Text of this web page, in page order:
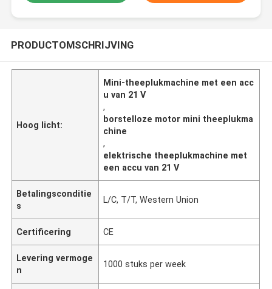
PRODUCTOMSCHRIJVING
Hoog licht:
Mini-theeplukmachine met een acc
u van 21 V
,
borstelloze motor mini theeplukma
chine
,
elektrische theeplukmachine met
een accu van 21 V
Betalingsconditie
s
L/C, T/T, Western Union
Certificering CE
Levering vermoge
n
1000 stuks per week